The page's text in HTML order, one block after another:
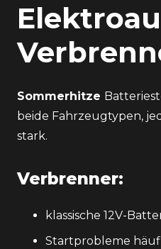
Sommerhitze
beide Fahrzeugtypen,
stark.
Verbrenner:
klassische 12V-
Startprobleme